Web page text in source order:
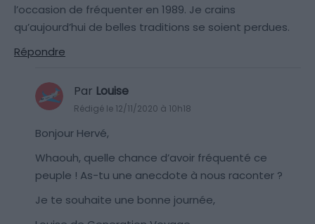
l’occasion de fréquenter en 1989. Je crains
qu’aujourd’hui de belles traditions se soient perdues.
Répondre
Par Louise
Rédigé le 12/11/2020 à 10h18
Bonjour Hervé,
Whaouh, quelle chance d’avoir fréquenté ce
peuple ! As-tu une anecdote à nous raconter ?
Je te souhaite une bonne journée,